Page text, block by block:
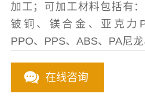
加工；可加工材料包括有
铍铜、镁合金、亚克力
PPO、PPS、ABS、PA尼龙
在线咨询